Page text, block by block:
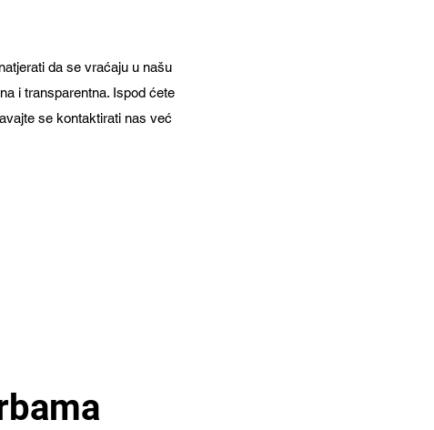
da se vraćaju u našu
i transparentna. Ispod ćete
se kontaktirati nas već